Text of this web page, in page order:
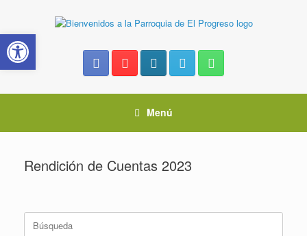
contenido
Menú
Rendición de Cuentas 2023
Buscar:
Abrir barra de herramientas